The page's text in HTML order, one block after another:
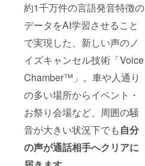
約1千万件の言語発音特徴の
データをAI学習させること
で実現した、新しい声のノ
イズキャンセル技術「Voice
Chamber™」。車や人通り
の多い場所からイベント・
お祭り会場など、周囲の騒
音が大きい状況下でも自分
の声が通話相手へクリアに